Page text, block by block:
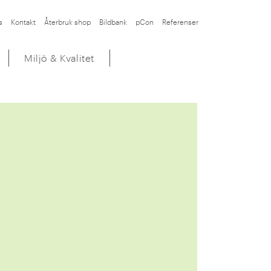
Kontakt Återbruk shop Bildbank pCon Referenser
Miljö & Kvalitet